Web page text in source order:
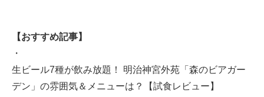
【おすすめ記事】
・
生ビール7種が飲み放題！ 明治神宮外苑「森のビアガー
デン」の雰囲気＆メニューは？【試食レビュー】